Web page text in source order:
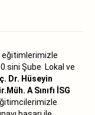
eğitimlerimizle
Şube Lokal ve
Dr. Hüseyin
A Sınıfı İSG